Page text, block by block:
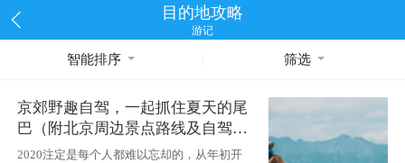
目的地攻略
游记
智能排序 筛选
京郊野趣自驾，一起抓住夏天的尾
巴（附北京周边景点路线及自驾攻
略）
2020注定是每个人都难以忘却的，从年初开